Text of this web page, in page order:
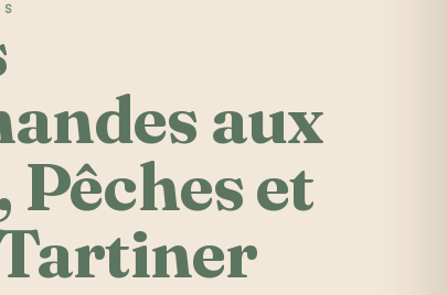
aux
Pêches et